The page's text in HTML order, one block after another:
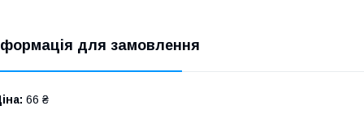
для замовлення
66 ₴